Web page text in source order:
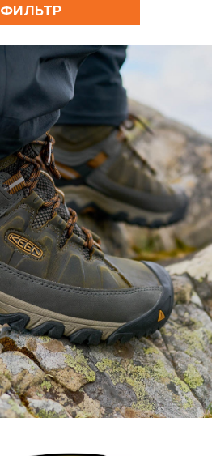
ФИЛЬТР